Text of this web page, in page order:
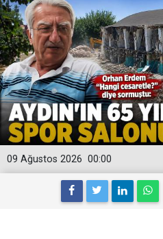
00:00
09 Ağustos 2026